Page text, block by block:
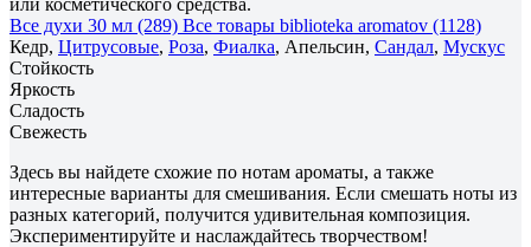
Все духи 30 мл (289) Все товары biblioteka aromatov (1128)
Кедр, Цитрусовые, Роза, Фиалка, Апельсин, Сандал, Мускус
Стойкость
Яркость
Сладость
Свежесть
Здесь вы найдете схожие по нотам ароматы, а также
интересные варианты для смешивания. Если смешать ноты из
разных категорий, получится удивительная композиция.
Экспериментируйте и наслаждайтесь творчеством!